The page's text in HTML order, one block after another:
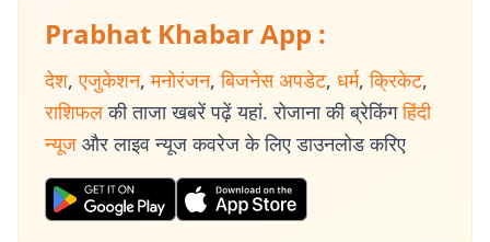
Prabhat Khabar App :
देश, एजुकेशन, मनोरंजन, बिजनेस अपडेट, धर्म, क्रिकेट,
राशिफल की ताजा खबरें पढ़ें यहां. रोजाना की ब्रेकिंग हिंदी
न्यूज और लाइव न्यूज कवरेज के लिए डाउनलोड करिए